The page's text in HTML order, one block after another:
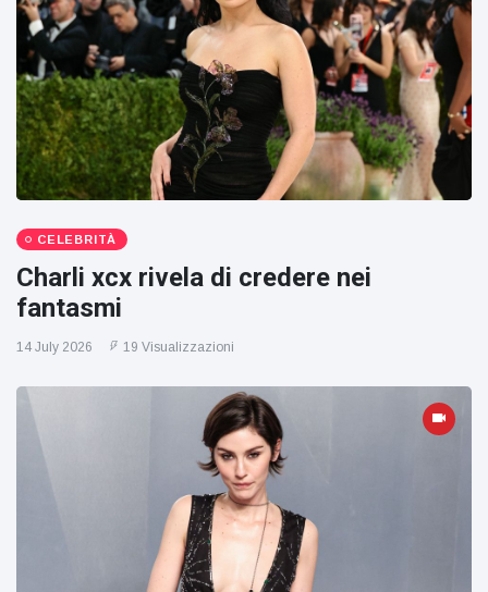
CELEBRITÀ
Charli xcx rivela di credere nei
fantasmi
14 July 2026 19 Visualizzazioni